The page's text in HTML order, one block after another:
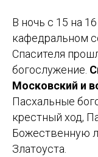
В ночь с 15 на
кафедральном
Спасителя
богослужение.
Московский и
Пасхальные
крестный ход,
Божественную
Златоуста.